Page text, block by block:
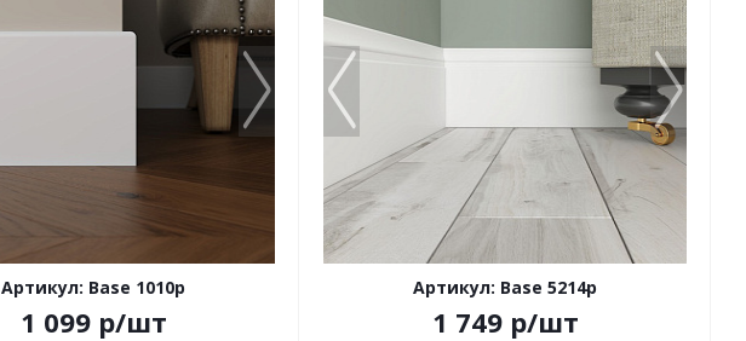
Артикул: Base 1010p
1 099р/шт
Артикул: Base 5214p
1 749р/шт